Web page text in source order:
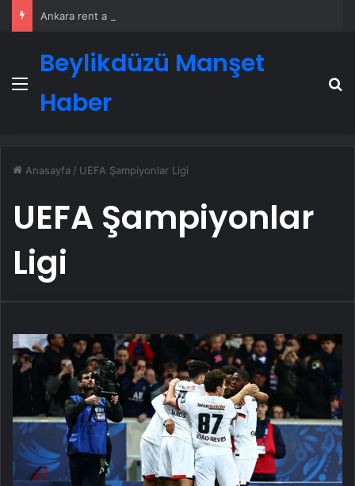
Ankara rent a car
Menü
Beylikdüzü Manşet
Haber
Anasayfa / UEFA Şampiyonlar Ligi
UEFA Şampiyonlar
Ligi